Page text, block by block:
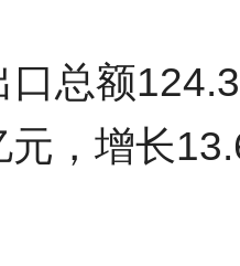
口总额
元，增长